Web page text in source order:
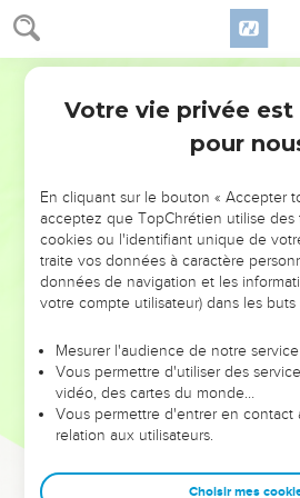
NE MANQUEZ PAS
DE
ET SI LEURS ERREURS
VOTRES ?
leur foi ou leur vision. Mais on voit
et les saisons difficiles qu'ils ont
sont elles qui les ont
Dans cette conférence, leaders,
clés pour avancer avec plus de
Votre vie privée
pour
En cliquant sur le bouton « Accepter
acceptez que TopChrétien utilise des
cookies ou l'identifiant unique de
traite vos données à caractère
données de navigation et les
votre compte utilisateur) dans les buts
Mesurer l'audience de notre service
Vous permettre d'utiliser des
vidéo, des cartes du monde…
Vous permettre d'entrer en contact
relation aux utilisateurs.
Choisir mes